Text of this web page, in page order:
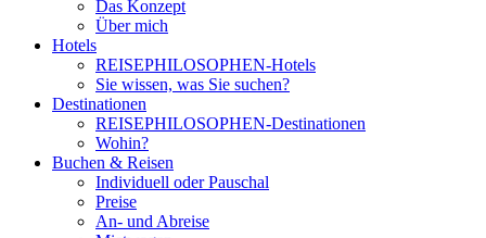
Das Konzept
Über mich
Hotels
REISEPHILOSOPHEN-Hotels
Sie wissen, was Sie suchen?
Destinationen
REISEPHILOSOPHEN-Destinationen
Wohin?
Buchen & Reisen
Individuell oder Pauschal
Preise
An- und Abreise